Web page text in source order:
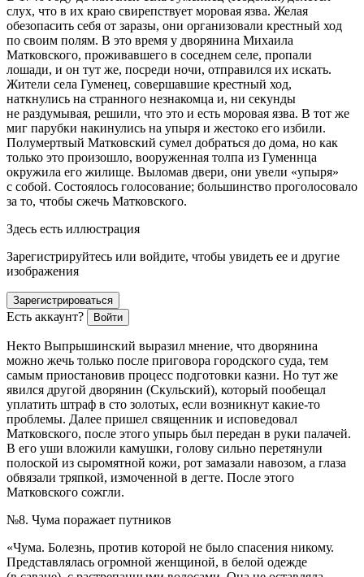
слух, что в их краю свирепствует моровая язва. Желая
обезопасить себя от заразы, они организовали крестный ход
по своим полям. В это время у дворянина Михаила
Матковского, проживавшего в соседнем селе, пропали
лошади, и он тут же, посреди ночи, отправился их искать.
Жители села Гуменец, совершавшие крестный ход,
наткнулись на странного незнакомца и, ни секунды
не раздумывая, решили, что это и есть моровая язва. В тот же
миг парубки накинулись на упыря и жестоко его избили.
Полумертвый Матковский сумел добраться до дома, но как
только это произошло, вооруженная толпа из Гуменнца
окружила его жилище. Выломав двери, они увели «упыря»
с собой. Состоялось голосование; большинство проголосовало
за то, чтобы сжечь Матковского.
Здесь есть иллюстрация
Зарегистрируйтесь или войдите, чтобы увидеть ее и другие
изображения
Зарегистрироваться
Есть аккаунт? Войти
Некто Выпрышинский выразил мнение, что дворянина
можно жечь только после приговора городского суда, тем
самым приостановив процесс подготовки казни. Но тут же
явился другой дворянин (Скульский), который пообещал
уплатить штраф в сто золотых, если возникнут какие-то
проблемы. Далее пришел священник и исповедовал
Матковского, после этого упырь был передан в руки палачей.
В его уши вложили камушки, голову сильно перетянули
полоской из сыромятной кожи, рот замазали навозом, а глаза
обвязали тряпкой, измоченной в дегте. После этого
Матковского сожгли.
№8. Чума поражает путников
«Чума. Болезнь, против которой не было спасения никому.
Представлялась огромной женщиной, в белой одежде